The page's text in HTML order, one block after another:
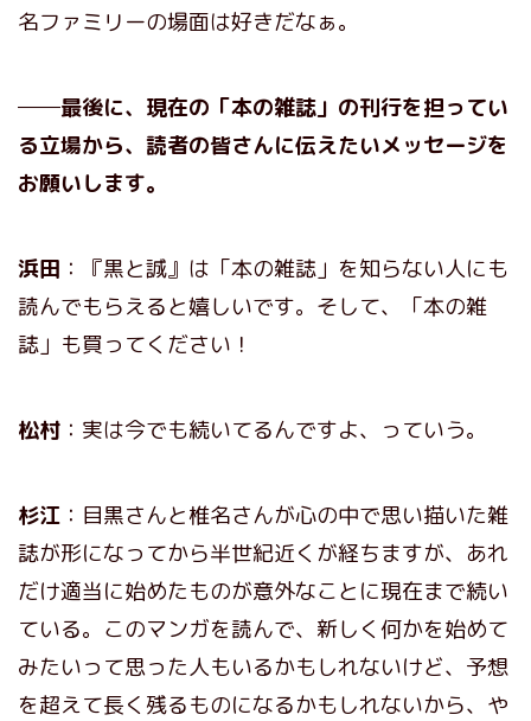
名ファミリーの場面は好きだなぁ。
──最後に、現在の「本の雑誌」の刊行を担ってい
る立場から、読者の皆さんに伝えたいメッセージを
お願いします。
浜田 ：『黒と誠』は「本の雑誌」を知らない人にも
読んでもらえると嬉しいです。そして、「本の雑
誌」も買ってください！
松村 ：実は今でも続いてるんですよ、っていう。
杉江 ：目黒さんと椎名さんが心の中で思い描いた雑
誌が形になってから半世紀近くが経ちますが、あれ
だけ適当に始めたものが意外なことに現在まで続い
ている。このマンガを読んで、新しく何かを始めて
みたいって思った人もいるかもしれないけど、予想
を超えて長く残るものになるかもしれないから、や